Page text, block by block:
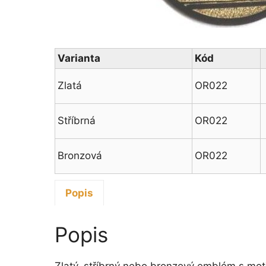
Varianta Kód
Zlatá OR022
Stříbrná OR022
Bronzová OR022
Popis
Popis